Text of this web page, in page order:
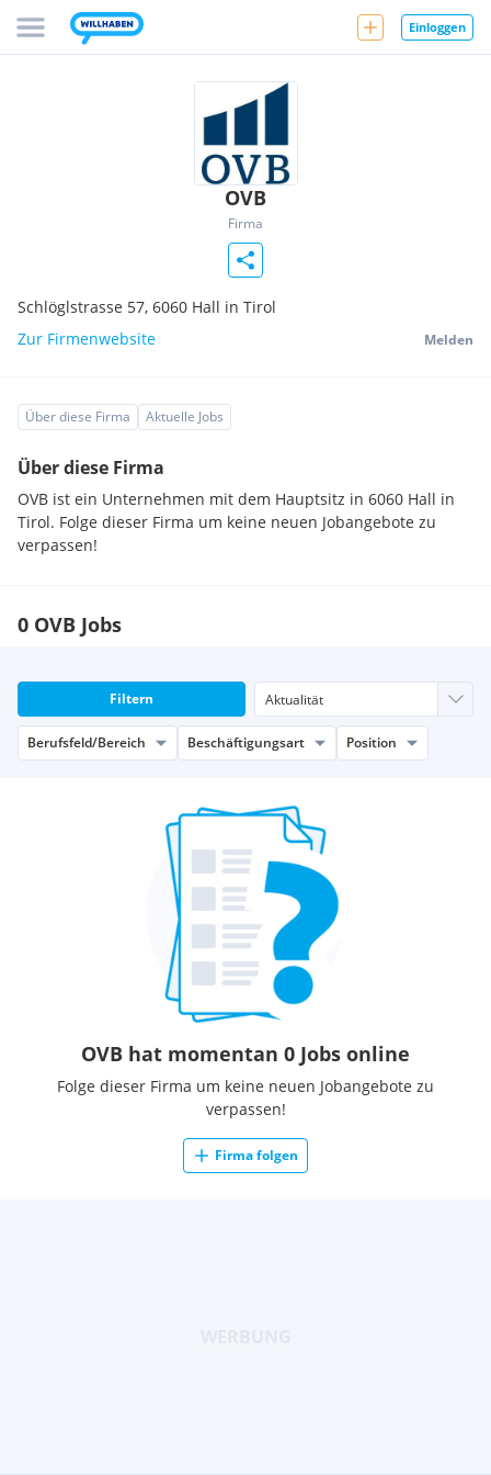
Einloggen
OVB
Firma
Schlöglstrasse 57, 6060 Hall in Tirol
Zur Firmenwebsite
Melden
Über diese Firma Aktuelle Jobs
Über diese Firma
OVB ist ein Unternehmen mit dem Hauptsitz in 6060 Hall in
Tirol. Folge dieser Firma um keine neuen Jobangebote zu
verpassen!
0 OVB Jobs
Filtern
Berufsfeld/Bereich Beschäftigungsart Position
OVB hat momentan 0 Jobs online
Folge dieser Firma um keine neuen Jobangebote zu
verpassen!
Firma folgen